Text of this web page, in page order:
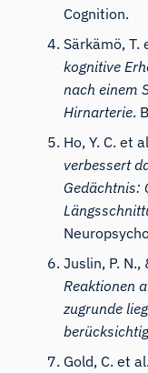
Cognition.
Särkämö, T.
kognitive
nach einem
Hirnarterie.
Ho, Y. C. et
verbessert
Gedächtnis:
Juslin, P.
Reaktionen
zugrunde
Gold, C. et